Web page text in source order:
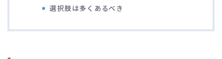
ブルベレポート2018
選択肢は多くあるべき